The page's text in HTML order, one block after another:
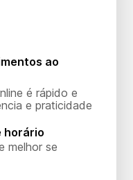
ao
é rápido e
e praticidade
horário
melhor se